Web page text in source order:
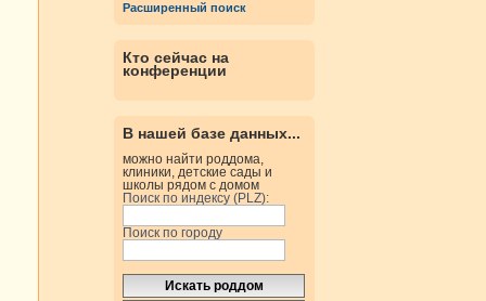
Расширенный поиск
Кто сейчас на
конференции
В нашей базе данных...
можно найти роддома,
клиники, детские сады и
школы рядом с домом
Поиск по индексу (PLZ):
Поиск по городу